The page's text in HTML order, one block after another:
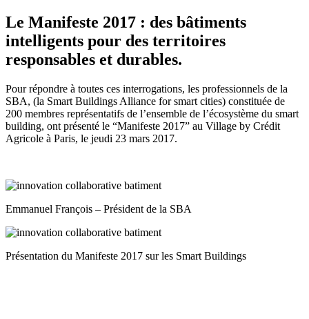
Le Manifeste 2017 : des bâtiments
intelligents pour des territoires
responsables et durables.
Pour répondre à toutes ces interrogations, les professionnels de la
SBA, (la Smart Buildings Alliance for smart cities) constituée de
200 membres représentatifs de l’ensemble de l’écosystème du smart
building, ont présenté le “Manifeste 2017” au Village by Crédit
Agricole à Paris, le jeudi 23 mars 2017.
Emmanuel François – Président de la SBA
Présentation du Manifeste 2017 sur les Smart Buildings